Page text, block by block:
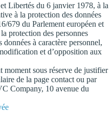
Libertés du 6 janvier 1978, à la
à la protection des données
679 du Parlement européen et
protection des personnes
à caractère personnel,
et d’opposition aux
moment sous réserve de justifier
de la page contact ou par
Company, 10 avenue du